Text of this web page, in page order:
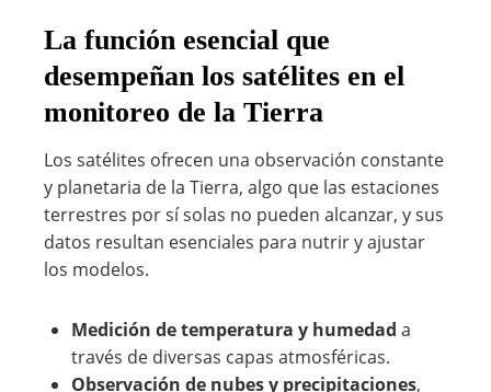
La función esencial que
desempeñan los satélites en el
monitoreo de la Tierra
Los satélites ofrecen una observación constante
y planetaria de la Tierra, algo que las estaciones
terrestres por sí solas no pueden alcanzar, y sus
datos resultan esenciales para nutrir y ajustar
los modelos.
Medición de temperatura y humedad a
través de diversas capas atmosféricas.
Observación de nubes y precipitaciones,